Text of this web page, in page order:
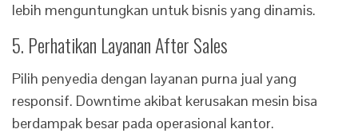
lebih menguntungkan untuk bisnis yang dinamis.
5. Perhatikan Layanan After Sales
Pilih penyedia dengan layanan purna jual yang
responsif. Downtime akibat kerusakan mesin bisa
berdampak besar pada operasional kantor.